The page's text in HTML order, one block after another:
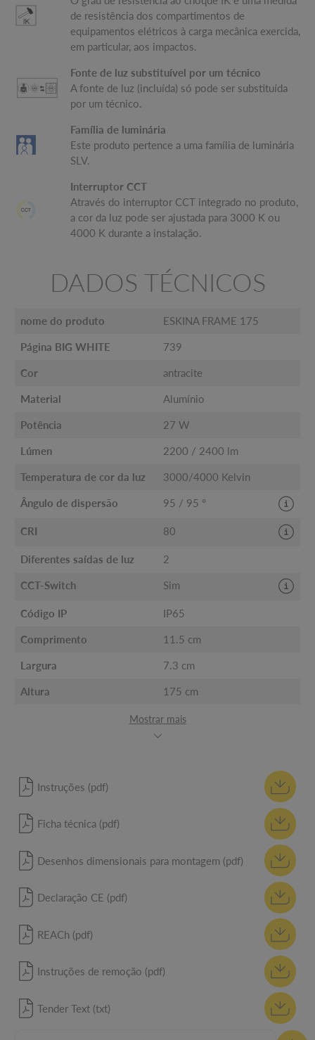
de resistência dos compartimentos de
equipamentos elétricos à carga mecânica exercida,
em particular, aos impactos.
Fonte de luz substituível por um técnico
A fonte de luz (incluída) só pode ser substituída
por um técnico.
Família de luminária
Este produto pertence a uma família de luminária
SLV.
Interruptor CCT
Através do interruptor CCT integrado no produto,
a cor da luz pode ser ajustada para 3000 K ou
4000 K durante a instalação.
DADOS TÉCNICOS
nome do produto ESKINA FRAME 175
Página BIG WHITE 739
Cor antracite
Material Alumínio
Potência 27 W
Lúmen 2200 / 2400 lm
Temperatura de cor da luz 3000/4000 Kelvin
Ângulo de dispersão 95 / 95 °
CRI 80
Diferentes saídas de luz 2
CCT-Switch Sim
Código IP IP65
Comprimento 11.5 cm
Largura 7.3 cm
Altura 175 cm
Mostrar mais
Instruções (pdf)
Ficha técnica (pdf)
Desenhos dimensionais para montagem (pdf)
Declaração CE (pdf)
REACh (pdf)
Instruções de remoção (pdf)
Tender Text (txt)